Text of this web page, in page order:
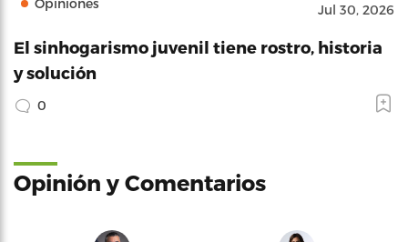
Opiniones Jul 30, 2026
El sinhogarismo juvenil tiene rostro, historia
y solución
0
Opinión y Comentarios